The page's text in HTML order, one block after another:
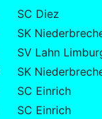
SC Diez
SK
SV Lahn
SK
SC Einrich
SC Einrich